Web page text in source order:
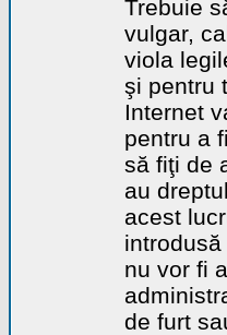
Trebuie
vulgar,
viola
şi pentru
Internet
pentru a
să fiţi de
au
acest
nu vor fi
de furt